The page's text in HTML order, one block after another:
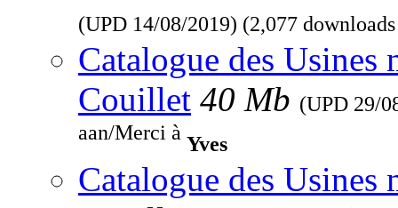
(UPD 14/08/2019) (2,077
Catalogue des
Couillet 40 Mb (UPD 29/
aan/Merci à Yves
Catalogue des